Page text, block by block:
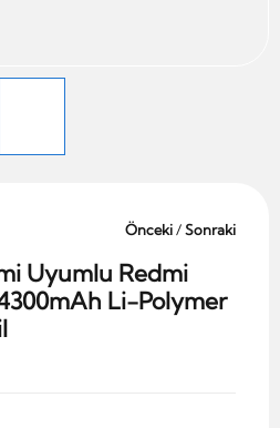
Önceki/Sonraki
Uyumlu Redmi
Li-Polymer